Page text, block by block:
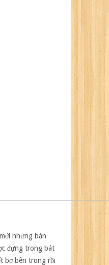
nhưng bán
đựng trong bát
bơ bên trong rồi